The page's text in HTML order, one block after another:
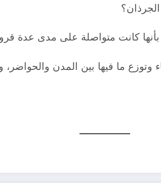
بأنها كانت متواصلة على مدى عدة
ما فيها بين المدن والحواضر،